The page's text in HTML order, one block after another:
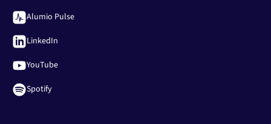
Alumio Pulse
LinkedIn
YouTube
Spotify